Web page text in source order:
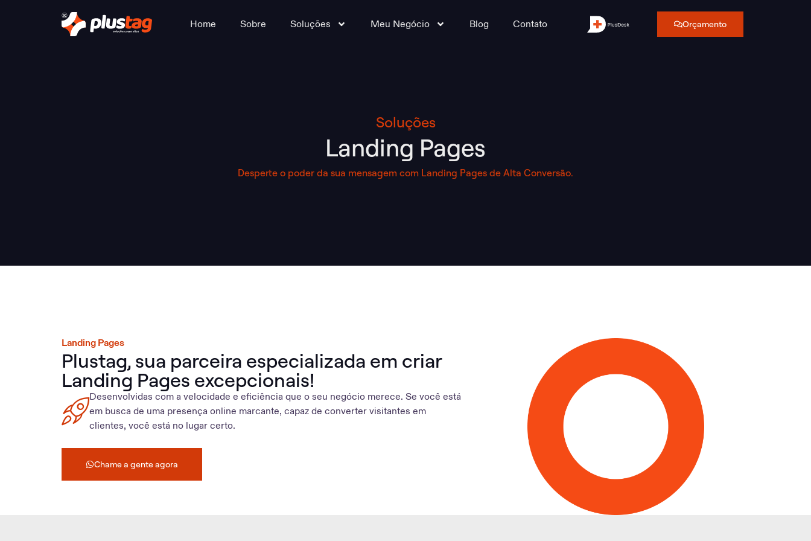
Home Sobre Soluções Meu Negócio Blog Contato Orçamento
Soluções
Landing Pages
Desperte o poder da sua mensagem com Landing Pages de Alta Conversão.
Landing Pages
Plustag, sua parceira especializada em criar
Landing Pages excepcionais!
Desenvolvidas com a velocidade e eficiência que o seu negócio merece. Se você está
em busca de uma presença online marcante, capaz de converter visitantes em
clientes, você está no lugar certo.
Chame a gente agora